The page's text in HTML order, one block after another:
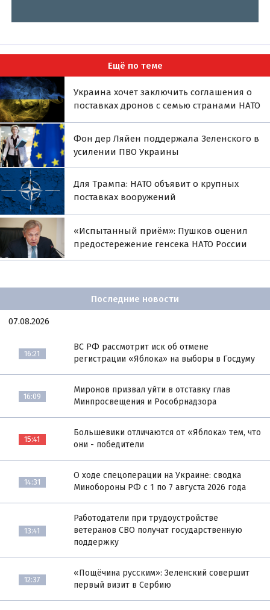
Ещё по теме
Украина хочет заключить соглашения о
поставках дронов с семью странами НАТО
Фон дер Ляйен поддержала Зеленского в
усилении ПВО Украины
Для Трампа: НАТО объявит о крупных
поставках вооружений
«Испытанный приём»: Пушков оценил
предостережение генсека НАТО России
Последние новости
07.08.2026
16:21
ВС РФ рассмотрит иск об отмене
регистрации «Яблока» на выборы в Госдуму
16:09
Миронов призвал уйти в отставку глав
Минпросвещения и Рособрнадзора
15:41
Большевики отличаются от «Яблока» тем, что
они - победители
14:31
О ходе спецоперации на Украине: сводка
Минобороны РФ с 1 по 7 августа 2026 года
13:41
Работодатели при трудоустройстве
ветеранов СВО получат государственную
поддержку
12:37
«Пощёчина русским»: Зеленский совершит
первый визит в Сербию